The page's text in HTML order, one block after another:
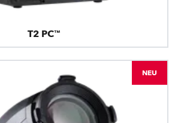
T2 PC™
NEU